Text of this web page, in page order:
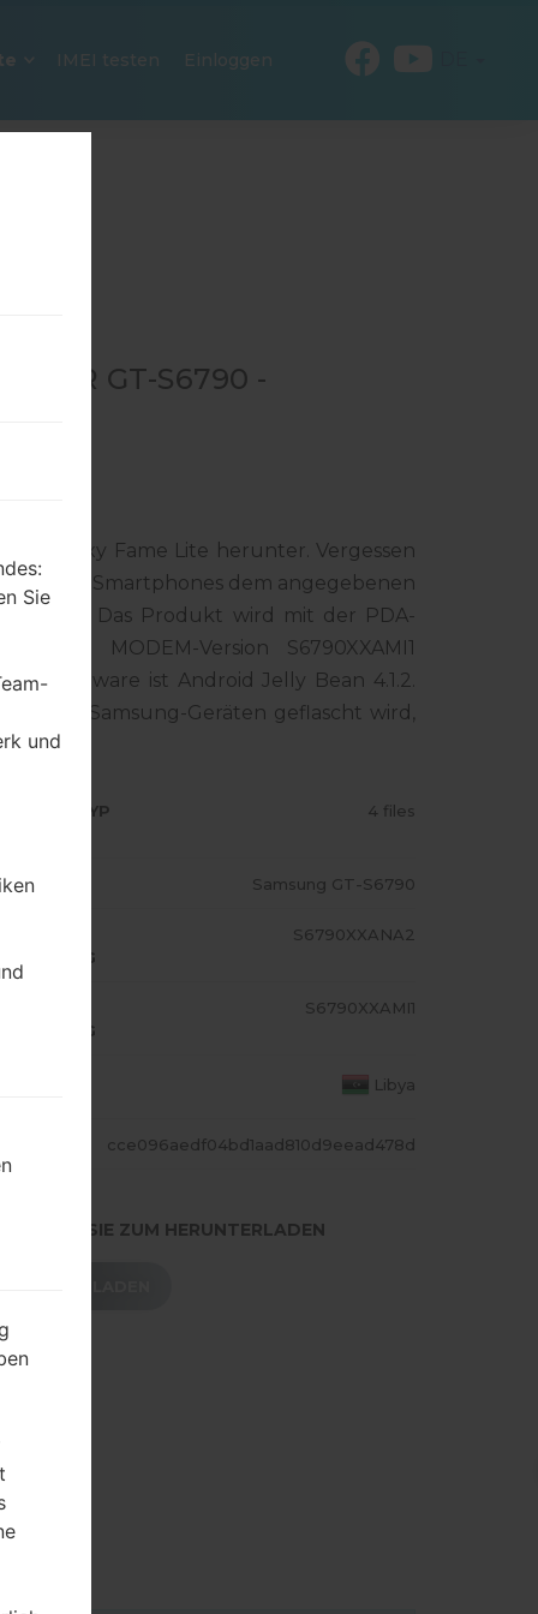
IMEI testen Einloggen
FÜR GT-S6790 -
Galaxy Fame Lite herunter. Vergessen
Ihres Smartphones dem angegebenen
LIBYA. Das Produkt wird mit der PDA-
MODEM-Version S6790XXAMI1
Firmware ist Android Jelly Bean 4.1.2.
auf Samsung-Geräten geflascht wird,
TYP 4 files
Samsung GT-S6790
S6790XXANA2
S6790XXAMI1
Libya
cce096aedf04bd1aad810d9eead478d
SIE ZUM HERUNTERLADEN
Sie
und